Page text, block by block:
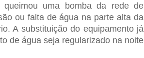
uma bomba da rede de
ou falta de água na parte alta da
A substituição do equipamento já
de água seja regularizado na noite